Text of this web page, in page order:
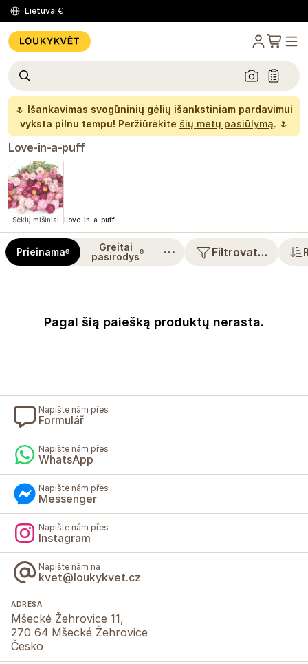
Lietuva €
🌷 Išankavimas svogūninių gėlių išankstiniam pardavimui
vyksta pilnu tempu! Peržiūrėkite šių metų pasiūlymą. 🌷
Love-in-a-puff
Sėklų mišiniai Love-in-a-puff
Prieinama0
Greitai
pasirodys0 ⋯ Filtrovat…
Pagal šią paiešką produktų nerasta.
Napište nám přes
Formulář
Napište nám přes
WhatsApp
Napište nám přes
Messenger
Napište nám přes
Instagram
Napište nám na
kvet@loukykvet.cz
ADRESA
Mšecké Žehrovice 11,
270 64 Mšecké Žehrovice
Česko